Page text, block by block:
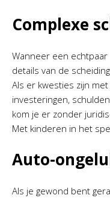
Complexe
Wanneer een
details van de
Als er kwesties zijn
investeringen,
kom je er zonder
Met kinderen in het
Auto-
Als je gewond bent